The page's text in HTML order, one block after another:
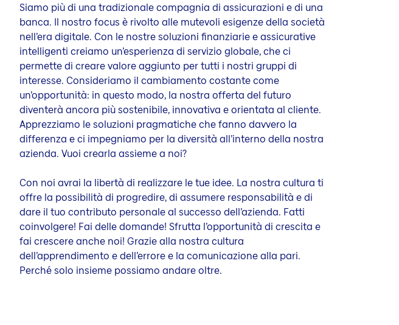
Siamo più di una tradizionale compagnia di assicurazioni e di una
banca. Il nostro focus è rivolto alle mutevoli esigenze della società
nell’era digitale. Con le nostre soluzioni finanziarie e assicurative
intelligenti creiamo un’esperienza di servizio globale, che ci
permette di creare valore aggiunto per tutti i nostri gruppi di
interesse. Consideriamo il cambiamento costante come
un’opportunità: in questo modo, la nostra offerta del futuro
diventerà ancora più sostenibile, innovativa e orientata al cliente.
Apprezziamo le soluzioni pragmatiche che fanno davvero la
differenza e ci impegniamo per la diversità all’interno della nostra
azienda. Vuoi crearla assieme a noi?
Con noi avrai la libertà di realizzare le tue idee. La nostra cultura ti
offre la possibilità di progredire, di assumere responsabilità e di
dare il tuo contributo personale al successo dell’azienda. Fatti
coinvolgere! Fai delle domande! Sfrutta l’opportunità di crescita e
fai crescere anche noi! Grazie alla nostra cultura
dell’apprendimento e dell’errore e la comunicazione alla pari.
Perché solo insieme possiamo andare oltre.